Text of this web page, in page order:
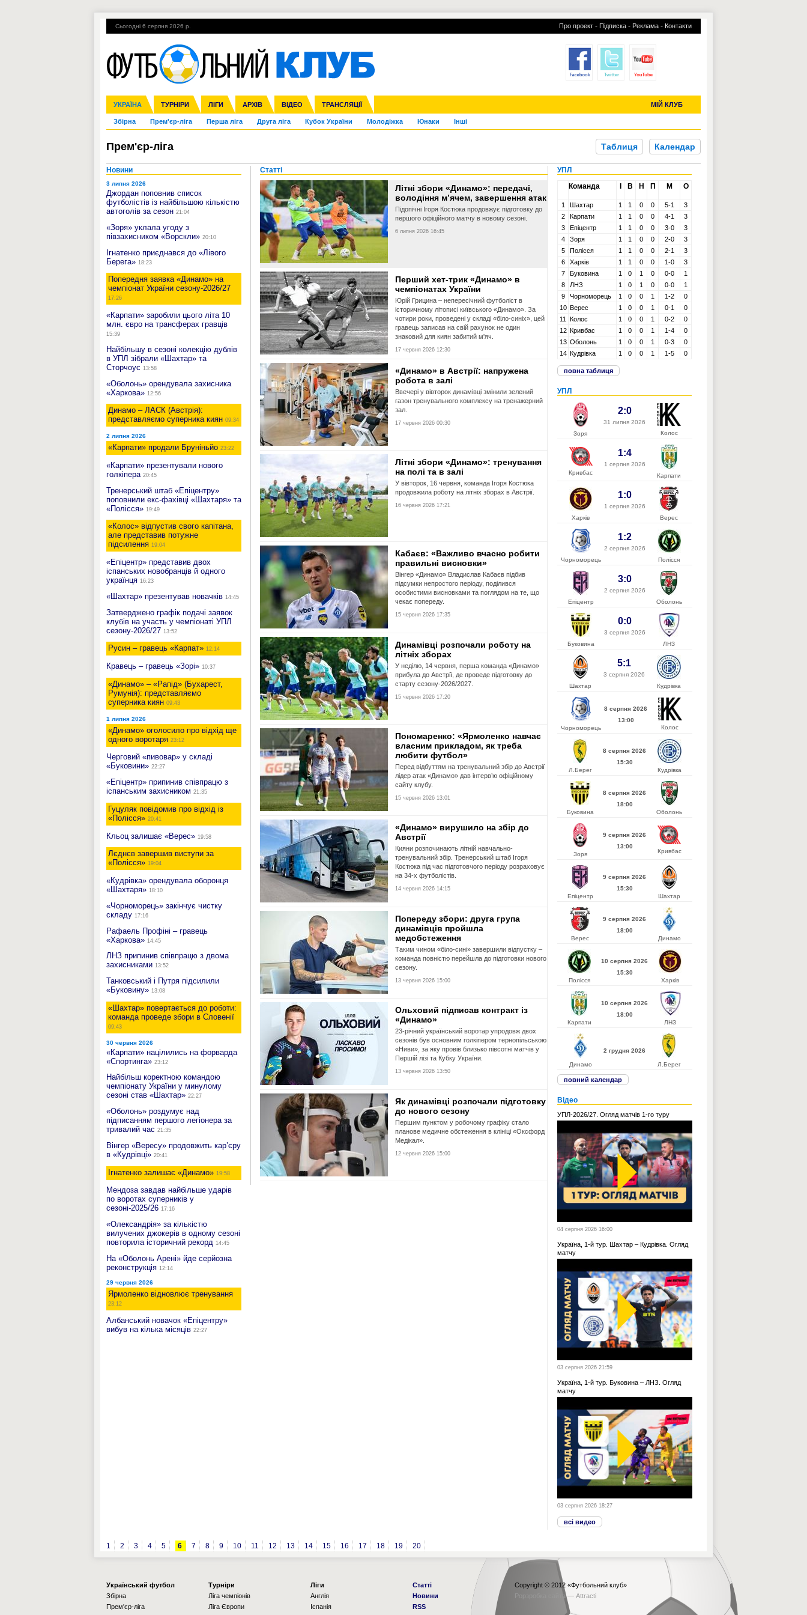
Сьогодні 6 серпня 2026 р. Про проект - Підписка - Реклама - Контакти
УКРАЇНА ТУРНІРИ ЛІГИ АРХІВ ВІДЕО ТРАНСЛЯЦІЇ МІЙ КЛУБ
Збірна Прем'єр-ліга Перша ліга Друга ліга Кубок України Молодіжка Юнаки Інші
Ліга чемпіонів Ліга Європи Міжнародні Ліга націй Ліга конференцій
Англія Іспанія Італія Німеччина Франція Інші
ЧС-2014 ЄВРО-2016 Росія Кубок конфедерацій ЧЄ-2015 (U-21)
Гарячі теми УПЛ, 1-й тур ВІЙНА УПЛ-ПЕРЕХОДИ УСІ ТРАНСФЕРИ
Прем'єр-ліга Календар
Таблиця
Новини
3 липня 2026
Джордан поповнив список
футболістів із найбільшою кількістю
автоголів за сезон 21:04
«Зоря» уклала угоду з
півзахисником «Ворскли» 20:10
Ігнатенко приєднався до «Лівого
Берега» 18:23
Попередня заявка «Динамо» на
чемпіонат України сезону-2026/27
17:26
«Карпати» заробили цього літа 10
млн. євро на трансферах гравців
15:39
Найбільшу в сезоні колекцію дублів
в УПЛ зібрали «Шахтар» та
Сторчоус 13:58
«Оболонь» орендувала захисника
«Харкова» 12:56
Динамо – ЛАСК (Австрія):
представляємо суперника киян 09:34
2 липня 2026
«Карпати» продали Бруніньйо 23:22
«Карпати» презентували нового
голкіпера 20:45
Тренерський штаб «Епіцентру»
поповнили екс-фахівці «Шахтаря» та
«Полісся» 19:49
«Колос» відпустив свого капітана,
але представив потужне
підсилення 19:04
«Епіцентр» представив двох
іспанських новобранців й одного
українця 16:23
«Шахтар» презентував новачків 14:45
Затверджено графік подачі заявок
клубів на участь у чемпіонаті УПЛ
сезону-2026/27 13:52
Русин – гравець «Карпат» 12:14
Кравець – гравець «Зорі» 10:37
«Динамо» – «Рапід» (Бухарест,
Румунія): представляємо
суперника киян 09:43
1 липня 2026
«Динамо» оголосило про відхід ще
одного воротаря 23:12
Черговий «пивовар» у складі
«Буковини» 22:27
«Епіцентр» припинив співпрацю з
іспанським захисником 21:35
Гуцуляк повідомив про відхід із
«Полісся» 20:41
Кльоц залишає «Верес» 19:58
Лєднєв завершив виступи за
«Полісся» 19:04
«Кудрівка» орендувала оборонця
«Шахтаря» 18:10
«Чорноморець» закінчує чистку
складу 17:16
Рафаель Профіні – гравець
«Харкова» 14:45
ЛНЗ припинив співпрацю з двома
захисниками 13:52
Танковський і Путря підсилили
«Буковину» 13:08
«Шахтар» повертається до роботи:
команда проведе збори в Словенії
09:43
30 червня 2026
«Карпати» націлились на форварда
«Спортинга» 23:12
Найбільш коректною командою
чемпіонату України у минулому
сезоні став «Шахтар» 22:27
«Оболонь» роздумує над
підписанням першого легіонера за
тривалий час 21:35
Вінгер «Вересу» продовжить кар’єру
в «Кудрівці» 20:41
Ігнатенко залишає «Динамо» 19:58
Мендоза завдав найбільше ударів
по воротах суперників у
сезоні-2025/26 17:16
«Олександрія» за кількістю
вилучених джокерів в одному сезоні
повторила історичний рекорд 14:45
На «Оболонь Арені» йде серйозна
реконструкція 12:14
29 червня 2026
Ярмоленко відновлює тренування
23:12
Албанський новачок «Епіцентру»
вибув на кілька місяців 22:27
Статті
Літні збори «Динамо»: передачі,
володіння м’ячем, завершення атак
Підопічні Ігоря Костюка продовжує підготовку до
першого офіційного матчу в новому сезоні.
6 липня 2026 16:45
Перший хет-трик «Динамо» в
чемпіонатах України
Юрій Грицина – непересічний футболіст в
історичному літописі київського «Динамо». За
чотири роки, проведені у складі «біло-синіх», цей
гравець записав на свій рахунок не один
знаковий для киян забитий м'яч.
17 червня 2026 12:30
«Динамо» в Австрії: напружена
робота в залі
Ввечері у вівторок динамівці змінили зелений
газон тренувального комплексу на тренажерний
зал.
17 червня 2026 00:30
Літні збори «Динамо»: тренування
на полі та в залі
У вівторок, 16 червня, команда Ігоря Костюка
продовжила роботу на літніх зборах в Австрії.
16 червня 2026 17:21
Кабаєв: «Важливо вчасно робити
правильні висновки»
Вінгер «Динамо» Владислав Кабаєв підбив
підсумки непростого періоду, поділився
особистими висновками та поглядом на те, що
чекає попереду.
15 червня 2026 17:35
Динамівці розпочали роботу на
літніх зборах
У неділю, 14 червня, перша команда «Динамо»
прибула до Австрії, де проведе підготовку до
старту сезону-2026/2027.
15 червня 2026 17:20
Пономаренко: «Ярмоленко навчає
власним прикладом, як треба
любити футбол»
Перед відбуттям на тренувальний збір до Австрії
лідер атак «Динамо» дав інтерв’ю офіційному
сайту клубу.
15 червня 2026 13:01
«Динамо» вирушило на збір до
Австрії
Кияни розпочинають літній навчально-
тренувальний збір. Тренерський штаб Ігоря
Костюка під час підготовчого періоду розраховує
на 34-х футболістів.
14 червня 2026 14:15
Попереду збори: друга група
динамівців пройшла
медобстеження
Таким чином «біло-сині» завершили відпустку –
команда повністю перейшла до підготовки нового
сезону.
13 червня 2026 15:00
Ольховий підписав контракт із
«Динамо»
23-річний український воротар упродовж двох
сезонів був основним голкіпером тернопільською
«Ниви», за яку провів близько півсотні матчів у
Першій лізі та Кубку України.
13 червня 2026 13:50
Як динамівці розпочали підготовку
до нового сезону
Першим пунктом у робочому графіку стало
планове медичне обстеження в клініці «Оксфорд
Медікал».
12 червня 2026 15:00
УПЛ
Команда
В Н П М О
1 Шахтар 1 1 0 0 5-1
3
2
Карпати 1 1 0 0 4-1
3
3
Епіцентр 1 1 0 0 3-0
3
4
Зоря 1 1 0 0 2-0
3
5
Полісся 1 1 0 0 2-1
3
6
Харків 1 1 0 0 1-0
3
7
Буковина 1 0 1 0 0-0
1
8
ЛНЗ 1 0 1 0 0-0
1
9
Чорноморець 1 0 0 1 1-2
0
10 Верес 1 0 0 1 0-1
0
11
Колос 1 0 0 1 0-2
0
12 Кривбас 1 0 0 1 1-4
0
13 Оболонь 1 0 0 1 0-3
0
14 Кудрівка 1 0 0 1 1-5 0
повна таблиця
УПЛ
Зоря
2:0
31 липня 2026
Колос
Кривбас
1:4
1 серпня 2026
Карпати
Харків
1:0
1 серпня 2026
Верес
Чорноморець
1:2
2 серпня 2026
Полісся
Епіцентр
3:0
2 серпня 2026
Оболонь
Буковина
0:0
3 серпня 2026
ЛНЗ
Шахтар
5:1
3 серпня 2026
Кудрівка
Чорноморець
8 серпня 2026
13:00
Колос
Л.Берег
8 серпня 2026
15:30
Кудрівка
Буковина
8 серпня 2026
18:00
Оболонь
Зоря
9 серпня 2026
13:00
Кривбас
Епіцентр
9 серпня 2026
15:30
Шахтар
Верес
9 серпня 2026
18:00
Динамо
Полісся
10 серпня 2026
15:30
Харків
Карпати
10 серпня 2026
18:00
ЛНЗ
Динамо
2 грудня 2026
Л.Берег
повний календар
Відео
УПЛ-2026/27. Огляд матчів 1-го туру
04 серпня 2026 16:00
Україна, 1-й тур. Шахтар – Кудрівка. Огляд
матчу
03 серпня 2026 21:59
Україна, 1-й тур. Буковина – ЛНЗ. Огляд
матчу
03 серпня 2026 18:27
всі видео
1 2 3 4 5 6 7 8 9 10 11 12 13 14 15 16 17 18 19 20
Українcький футбол
Збірна
Прем'єр-ліга
Турніри
Ліга чемпіонів
Ліга Європи
Ліги
Англія
Іспанія
Статті
Новини
RSS
Copyright © 2012 «Футбольний клуб»
Рорзробка сайта — Attracti